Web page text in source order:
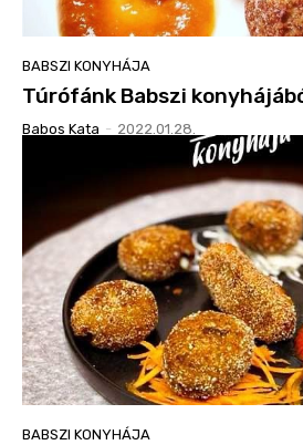
BABSZI KONYHÁJA
Túrófánk Babszi
Babos Kata - 2022.01.28.
BABSZI KONYHÁJA